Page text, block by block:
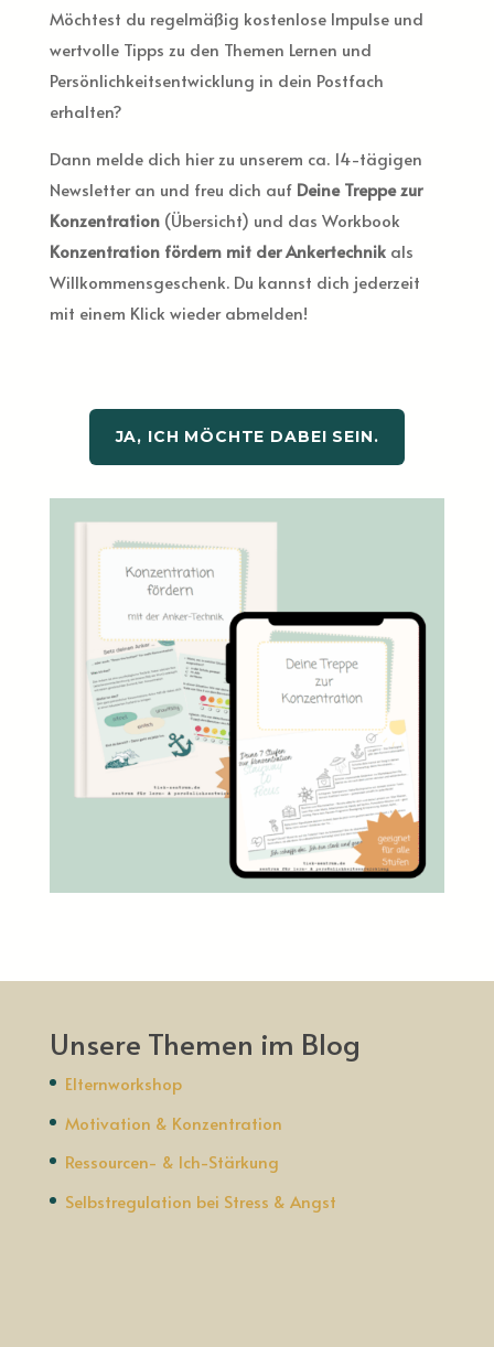
Möchtest du regelmäßig kostenlose Impulse und
wertvolle Tipps zu den Themen Lernen und
Persönlichkeitsentwicklung in dein Postfach
erhalten?
Dann melde dich hier zu unserem ca. 14-tägigen
Newsletter an und freu dich auf Deine Treppe zur
Konzentration(Übersicht) und das Workbook
Konzentration fördern mit der Ankertechnikals
Willkommensgeschenk. Du kannst dich jederzeit
mit einem Klick wieder abmelden!
JA, ICH MÖCHTE DABEI SEIN.
Unsere Themen im Blog
Elternworkshop
Motivation & Konzentration
Ressourcen- & Ich-Stärkung
Selbstregulation bei Stress & Angst